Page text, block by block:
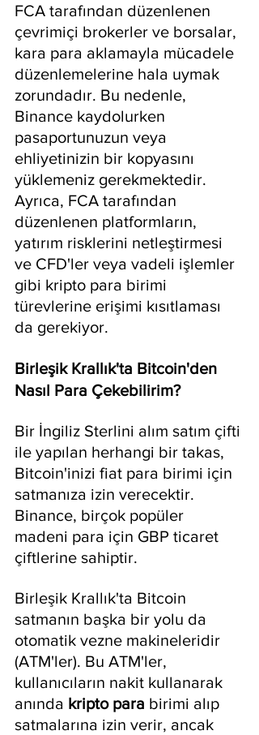
FCA tarafından düzenlenen
çevrimiçi brokerler ve borsalar,
kara para aklamayla mücadele
düzenlemelerine hala uymak
zorundadır. Bu nedenle,
Binance kaydolurken
pasaportunuzun veya
ehliyetinizin bir kopyasını
yüklemeniz gerekmektedir.
Ayrıca, FCA tarafından
düzenlenen platformların,
yatırım risklerini netleştirmesi
ve CFD'ler veya vadeli işlemler
gibi kripto para birimi
türevlerine erişimi kısıtlaması
da gerekiyor.
Birleşik Krallık'ta Bitcoin'den
Nasıl Para Çekebilirim?
Bir İngiliz Sterlini alım satım çifti
ile yapılan herhangi bir takas,
Bitcoin'inizi fiat para birimi için
satmanıza izin verecektir.
Binance, birçok popüler
madeni para için GBP ticaret
çiftlerine sahiptir.
Birleşik Krallık'ta Bitcoin
satmanın başka bir yolu da
otomatik vezne makineleridir
(ATM'ler). Bu ATM'ler,
kullanıcıların nakit kullanarak
anında kripto para birimi alıp
satmalarına izin verir, ancak